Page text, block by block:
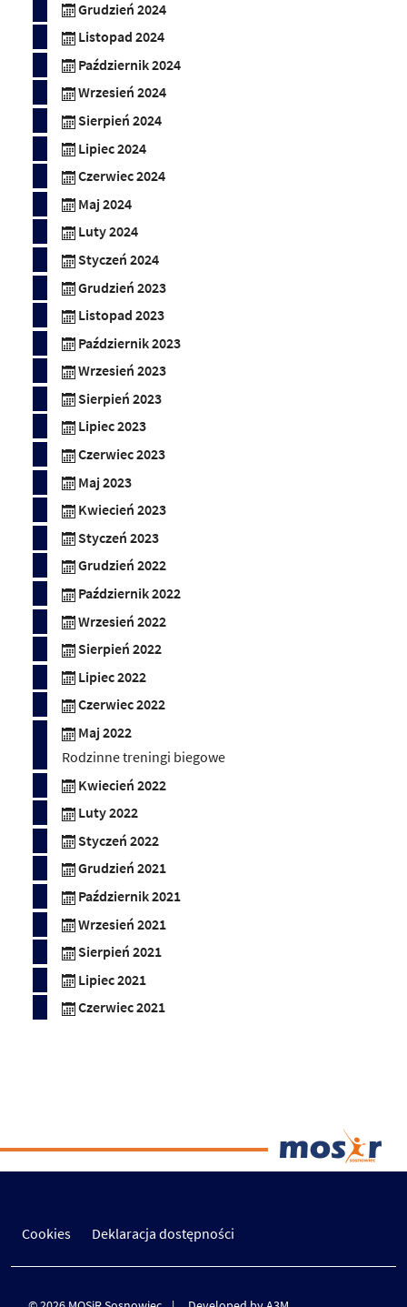
Grudzień 2024
Listopad 2024
Październik 2024
Wrzesień 2024
Sierpień 2024
Lipiec 2024
Czerwiec 2024
Maj 2024
Luty 2024
Styczeń 2024
Grudzień 2023
Listopad 2023
Październik 2023
Wrzesień 2023
Sierpień 2023
Lipiec 2023
Czerwiec 2023
Maj 2023
Kwiecień 2023
Styczeń 2023
Grudzień 2022
Październik 2022
Wrzesień 2022
Sierpień 2022
Lipiec 2022
Czerwiec 2022
Maj 2022
Rodzinne treningi biegowe
Kwiecień 2022
Luty 2022
Styczeń 2022
Grudzień 2021
Październik 2021
Wrzesień 2021
Sierpień 2021
Lipiec 2021
Czerwiec 2021
Cookies Deklaracja dostępności